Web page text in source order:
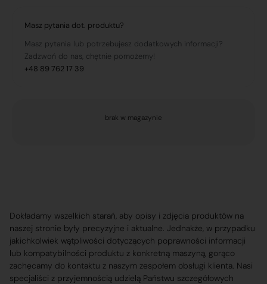
Masz pytania dot. produktu?
Masz pytania lub potrzebujesz dodatkowych informacji?
Zadzwoń do nas, chętnie pomożemy!
+48 89 762 17 39
brak w magazynie
Dokładamy wszelkich starań, aby opisy i zdjęcia produktów na
naszej stronie były precyzyjne i aktualne. Jednakże, w przypadku
jakichkolwiek wątpliwości dotyczących poprawności informacji
lub kompatybilności produktu z konkretną maszyną, gorąco
zachęcamy do kontaktu z naszym zespołem obsługi klienta. Nasi
specjaliści z przyjemnością udzielą Państwu szczegółowych